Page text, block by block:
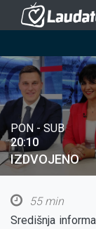
Skoči
sadržaj
PON - SUB
20:10
IZDVOJENO
55 min
Središnja